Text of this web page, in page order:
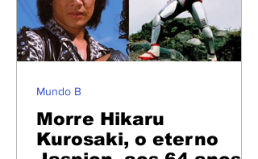
Direitos da Pessoa com Deficiência
(SEDPcD). A certificação reconhece
instituições, organizações, empresas e
municípios que desenvolvem ações
voltadas à inclusão, ao atendimento
Morre Hikaru
Kurosaki, o eterno
Mundo B